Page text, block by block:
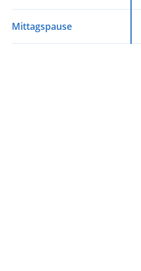
Mittagspause